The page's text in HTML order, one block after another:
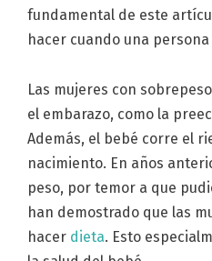
fundamental de este
hacer cuando una
Las mujeres con
el embarazo, como la
Además, el bebé corre el
nacimiento. En años
peso, por temor a que
han demostrado que las
hacer dieta. Esto